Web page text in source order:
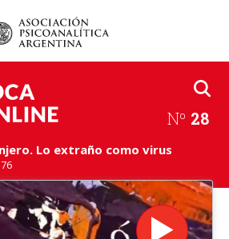
Nº 28
Lo extraño como virus